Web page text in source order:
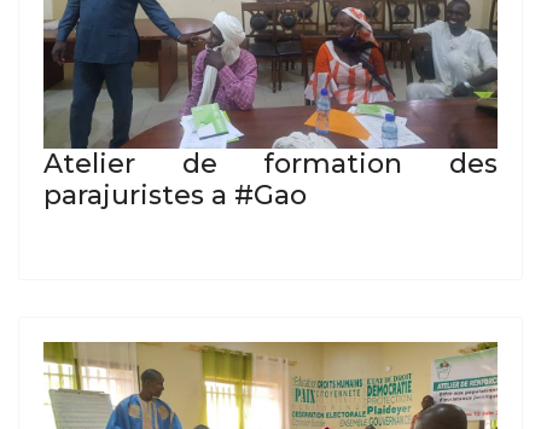
Atelier de formation des
parajuristes a #Gao